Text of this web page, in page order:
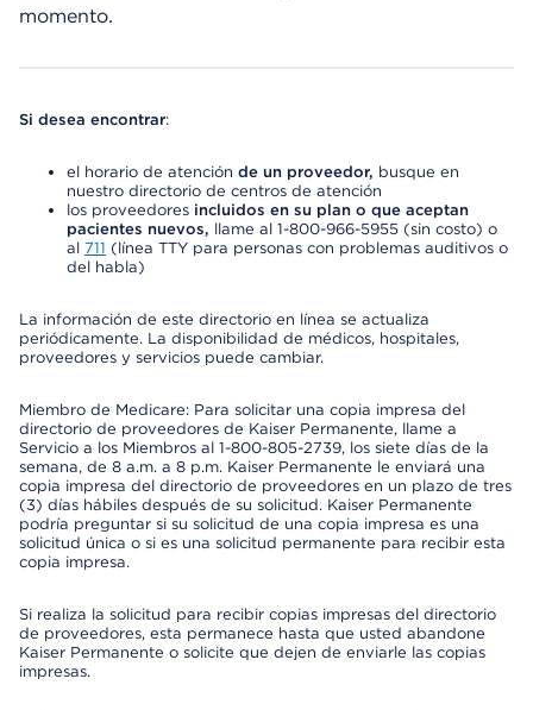
momento.
Si desea encontrar:
el horario de atención de un proveedor, busque en
nuestro directorio de centros de atención
los proveedores incluidos en su plan o que aceptan
pacientes nuevos, llame al 1-800-966-5955 (sin costo) o
al 711 (línea TTY para personas con problemas auditivos o
del habla)
La información de este directorio en línea se actualiza
periódicamente. La disponibilidad de médicos, hospitales,
proveedores y servicios puede cambiar.
Miembro de Medicare: Para solicitar una copia impresa del
directorio de proveedores de Kaiser Permanente, llame a
Servicio a los Miembros al 1-800-805-2739, los siete días de la
semana, de 8 a.m. a 8 p.m. Kaiser Permanente le enviará una
copia impresa del directorio de proveedores en un plazo de tres
(3) días hábiles después de su solicitud. Kaiser Permanente
podría preguntar si su solicitud de una copia impresa es una
solicitud única o si es una solicitud permanente para recibir esta
copia impresa.
Si realiza la solicitud para recibir copias impresas del directorio
de proveedores, esta permanece hasta que usted abandone
Kaiser Permanente o solicite que dejen de enviarle las copias
impresas.